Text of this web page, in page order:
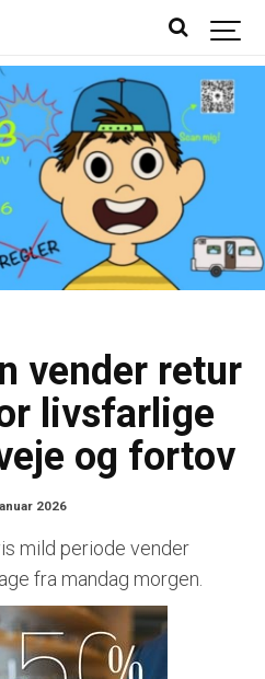
vender retur
livsfarlige
og fortov
2026
mild periode vender
fra mandag morgen.